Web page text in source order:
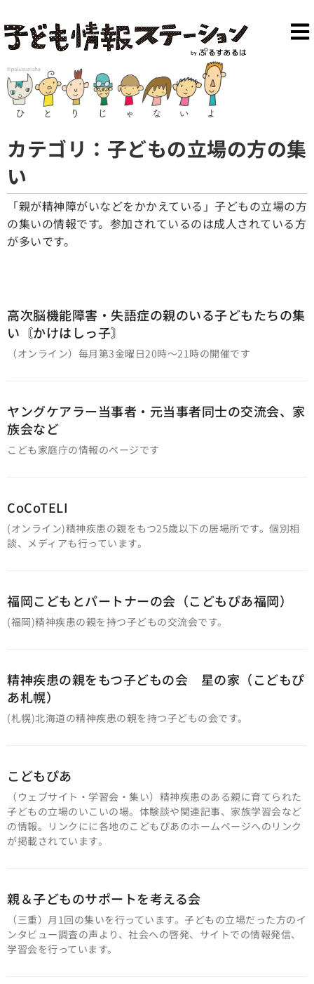
カテゴリ：子どもの立場の方の集
い
「親が精神障がいなどをかかえている」子どもの立場の方
の集いの情報です。参加されているのは成人されている方
が多いです。
高次脳機能障害・失語症の親のいる子どもたちの集
い〘かけはしっ子〙
（オンライン）毎月第3金曜日20時～21時の開催です
ヤングケアラー当事者・元当事者同士の交流会、家
族会など
こども家庭庁の情報のページです
CoCoTELI
(オンライン)精神疾患の親をもつ25歳以下の居場所です。個別相
談、メディアも行っています。
福岡こどもとパートナーの会（こどもぴあ福岡）
(福岡)精神疾患の親を持つ子どもの交流会です。
精神疾患の親をもつ子どもの会 星の家（こどもぴ
あ札幌）
(札幌)北海道の精神疾患の親を持つ子どもの会です。
こどもぴあ
（ウェブサイト・学習会・集い）精神疾患のある親に育てられた
子どもの立場のいこいの場。体験談や関連記事、家族学習会など
の情報。リンクにに各地のこどもぴあのホームページへのリンク
が掲載されています。
親＆子どものサポートを考える会
（三重）月1回の集いを行っています。子どもの立場だった方のイ
ンタビュー調査の声より、社会への啓発、サイトでの情報発信、
学習会を行っています。